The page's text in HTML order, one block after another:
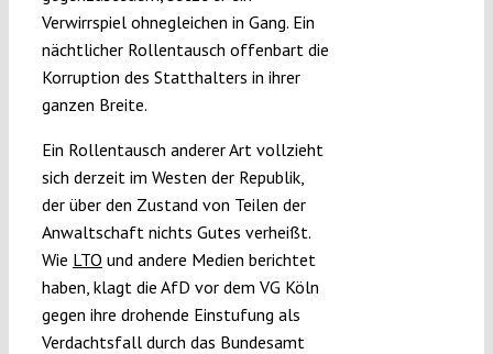
Verwirrspiel ohnegleichen in Gang. Ein
nächtlicher Rollentausch offenbart die
Korruption des Statthalters in ihrer
ganzen Breite.
Ein Rollentausch anderer Art vollzieht
sich derzeit im Westen der Republik,
der über den Zustand von Teilen der
Anwaltschaft nichts Gutes verheißt.
Wie LTO und andere Medien berichtet
haben, klagt die AfD vor dem VG Köln
gegen ihre drohende Einstufung als
Verdachtsfall durch das Bundesamt